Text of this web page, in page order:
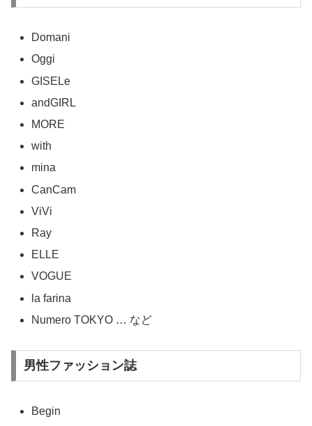
Domani
Oggi
GISELe
andGIRL
MORE
with
mina
CanCam
ViVi
Ray
ELLE
VOGUE
la farina
Numero TOKYO … など
男性ファッション誌
Begin